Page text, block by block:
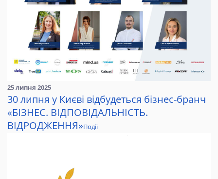
25 липня 2025
30 липня у Києві відбудеться бізнес-бранч
«БІЗНЕС. ВІДПОВІДАЛЬНІСТЬ.
ВІДРОДЖЕННЯ»Події